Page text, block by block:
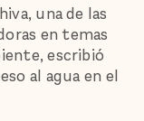
una de las
en temas
escribió
al agua en el